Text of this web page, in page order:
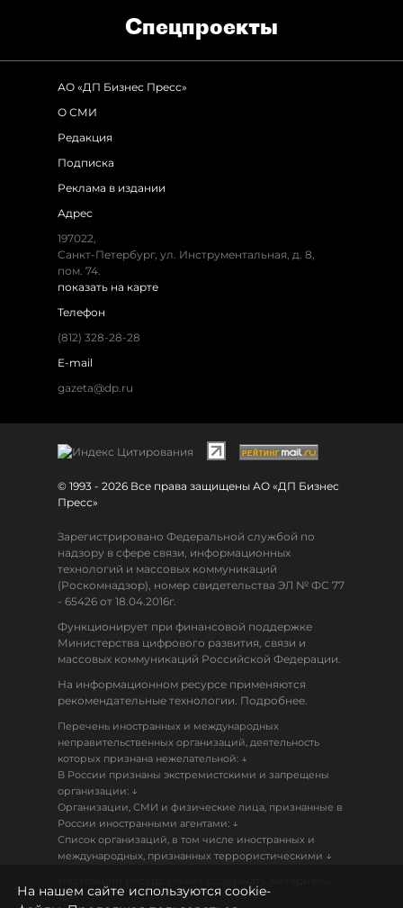
Спец­проекты
АО «ДП Бизнес Пресс»
О СМИ
Редакция
Подписка
Реклама в издании
Адрес
197022,
Санкт-Петербург, ул. Инструментальная, д. 8,
пом. 74.
показать на карте
Телефон
(812) 328-28-28
E-mail
gazeta@dp.ru
© 1993 - 2026 Все права защищены АО «ДП Бизнес
Пресс»
Зарегистрировано Федеральной службой по
надзору в сфере связи, информационных
технологий и массовых коммуникаций
(Роскомнадзор), номер свидетельства ЭЛ № ФС 77
- 65426 от 18.04.2016г.
Функционирует при финансовой поддержке
Министерства цифрового развития, связи и
массовых коммуникаций Российской Федерации.
На информационном ресурсе применяются
рекомендательные технологии. Подробнее.
Перечень иностранных и международных
неправительственных организаций, деятельность
которых признана нежелательной: ↓
В России признаны экстремистскими и запрещены
организации: ↓
Организации, СМИ и физические лица, признанные в
России иностранными агентами: ↓
Список организаций, в том числе иностранных и
международных, признанных террористическими ↓
18+
На нашем сайте используются cookie-